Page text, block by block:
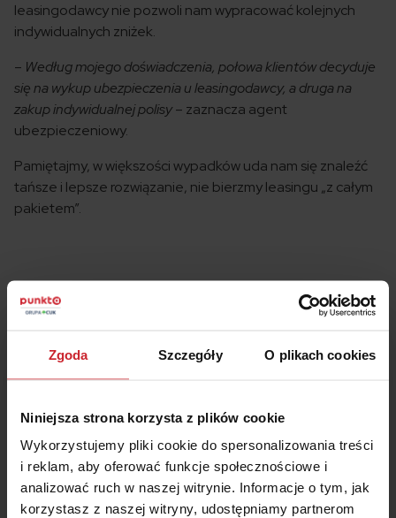
Zgoda Szczegóły O plikach cookies
Niniejsza strona korzysta z plików cookie
Wykorzystujemy pliki cookie do spersonalizowania treści
i reklam, aby oferować funkcje społecznościowe i
analizować ruch w naszej witrynie. Informacje o tym, jak
korzystasz z naszej witryny, udostępniamy partnerom
leasingodawcy nie pozwoli nam wypracować kolejnych
indywidualnych zniżek.
– Według mojego doświadczenia, połowa klientów decyduje
się na wykup ubezpieczenia u leasingodawcy, a druga na
zakup indywidualnej polisy– zaznacza agent
ubezpieczeniowy.
Pamiętajmy, w większości wypadków uda nam się znaleźć
tańsze i lepsze rozwiązanie, nie bierzmy leasingu „z całym
pakietem”.
Masz pytania o ubezpieczenie?
Nasi eksperci chętnie
Zamów rozmowę
+48 22 490 9000